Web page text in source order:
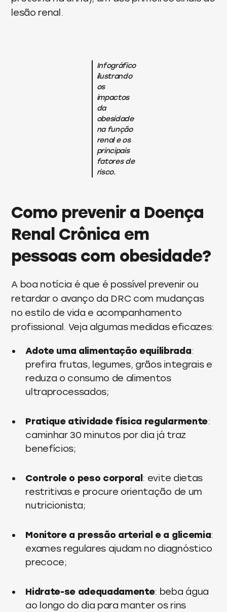
lesão renal.
Infográfico
ilustrando
os
impactos
da
obesidade
na função
renal e os
principais
fatores de
risco.
Como prevenir a Doença
Renal Crônica em
pessoas com obesidade?
A boa notícia é que é possível prevenir ou
retardar o avanço da DRC com mudanças
no estilo de vida e acompanhamento
profissional. Veja algumas medidas eficazes:
Adote uma alimentação equilibrada:
prefira frutas, legumes, grãos integrais e
reduza o consumo de alimentos
ultraprocessados;
Pratique atividade física regularmente:
caminhar 30 minutos por dia já traz
benefícios;
Controle o peso corporal : evite dietas
restritivas e procure orientação de um
nutricionista;
Monitore a pressão arterial e a glicemia:
exames regulares ajudam no diagnóstico
precoce;
Hidrate-se adequadamente: beba água
ao longo do dia para manter os rins